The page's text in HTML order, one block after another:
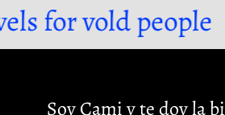
vold people
Soy Cami y te doy la